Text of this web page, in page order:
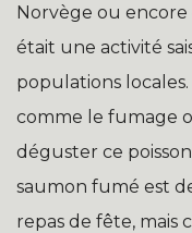
Norvège ou encore
était une activité
populations
comme le fumage
déguster ce
saumon fumé est
repas de fête, mais